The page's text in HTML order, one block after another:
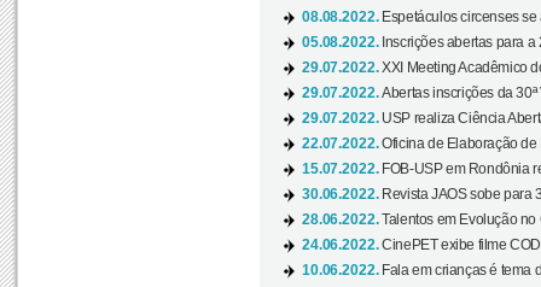
08.08.2022. Espetáculos circenses
05.08.2022. Inscrições abertas para a
29.07.2022.XXI Meeting Acadêmico
29.07.2022.Abertas inscrições da 30ª
29.07.2022. USP realiza Ciência
22.07.2022.Oficina de Elaboração de
15.07.2022. FOB-USP em Rondônia
30.06.2022. Revista JAOS sobe para
28.06.2022.Talentos em Evolução no
24.06.2022.CinePET exibe filme
10.06.2022. Fala em crianças é tema